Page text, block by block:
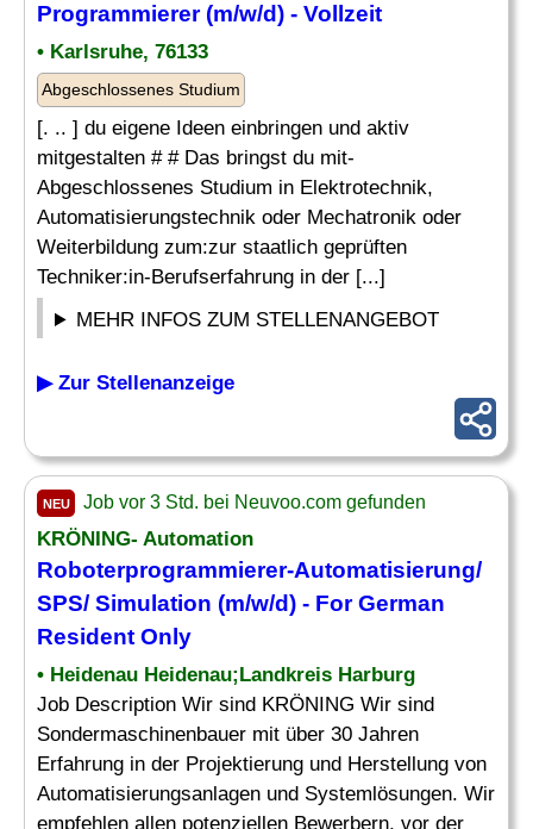
Programmierer (m/w/d) - Vollzeit
• Karlsruhe, 76133
Abgeschlossenes Studium
[. .. ] du eigene Ideen einbringen und aktiv
mitgestalten # # Das bringst du mit-
Abgeschlossenes Studium in Elektrotechnik,
Automatisierungstechnik oder Mechatronik oder
Weiterbildung zum:zur staatlich geprüften
Techniker:in-Berufserfahrung in der [...]
MEHR INFOS ZUM STELLENANGEBOT
▶ Zur Stellenanzeige
NEU Job vor 3 Std. bei Neuvoo.com gefunden
KRÖNING- Automation
Roboterprogrammierer-Automatisierung/
SPS/ Simulation (m/w/d) - For German
Resident Only
• Heidenau Heidenau;Landkreis Harburg
Job Description Wir sind KRÖNING Wir sind
Sondermaschinenbauer mit über 30 Jahren
Erfahrung in der Projektierung und Herstellung von
Automatisierungsanlagen und Systemlösungen. Wir
empfehlen allen potenziellen Bewerbern, vor der